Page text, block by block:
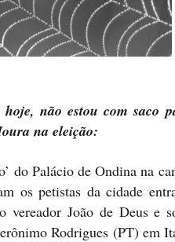
não estou com saco
na eleição:
do Palácio de Ondina na
os petistas da cidade
João de Deus e
Rodrigues (PT) em